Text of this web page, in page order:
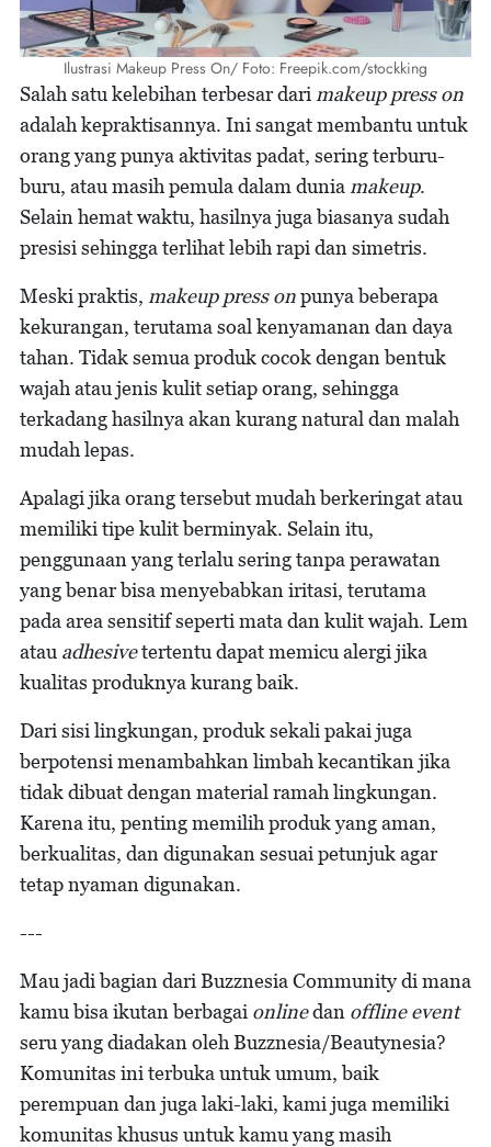
Ilustrasi Makeup Press On/ Foto: Freepik.com/stockking
Salah satu kelebihan terbesar dari makeup press on
adalah kepraktisannya. Ini sangat membantu untuk
orang yang punya aktivitas padat, sering terburu-
buru, atau masih pemula dalam dunia makeup.
Selain hemat waktu, hasilnya juga biasanya sudah
presisi sehingga terlihat lebih rapi dan simetris.
Meski praktis, makeup press onpunya beberapa
kekurangan, terutama soal kenyamanan dan daya
tahan. Tidak semua produk cocok dengan bentuk
wajah atau jenis kulit setiap orang, sehingga
terkadang hasilnya akan kurang natural dan malah
mudah lepas.
Apalagi jika orang tersebut mudah berkeringat atau
memiliki tipe kulit berminyak. Selain itu,
penggunaan yang terlalu sering tanpa perawatan
yang benar bisa menyebabkan iritasi, terutama
pada area sensitif seperti mata dan kulit wajah. Lem
atau adhesivetertentu dapat memicu alergi jika
kualitas produknya kurang baik.
Dari sisi lingkungan, produk sekali pakai juga
berpotensi menambahkan limbah kecantikan jika
tidak dibuat dengan material ramah lingkungan.
Karena itu, penting memilih produk yang aman,
berkualitas, dan digunakan sesuai petunjuk agar
tetap nyaman digunakan.
---
Mau jadi bagian dari Buzznesia Community di mana
kamu bisa ikutan berbagai onlinedan offline event
seru yang diadakan oleh Buzznesia/Beautynesia?
Komunitas ini terbuka untuk umum, baik
perempuan dan juga laki-laki, kami juga memiliki
komunitas khusus untuk kamu yang masih